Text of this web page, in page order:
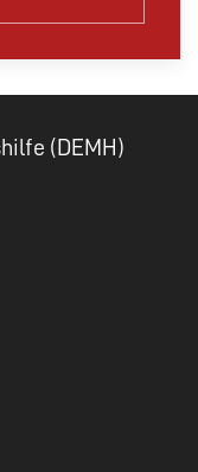
(DEMH)